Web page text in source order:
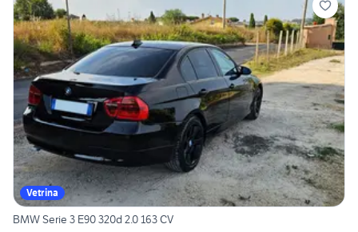
Vetrina
BMW Serie 3 E90 320d 2.0 163 CV